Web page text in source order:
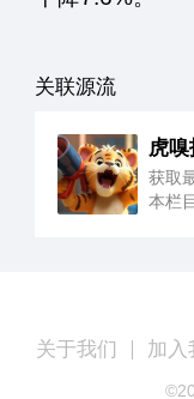
关联源流
虎
获取
本栏
关于我们 加入
©